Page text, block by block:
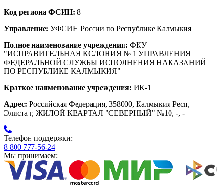
Код региона ФСИН: 8
Управление: УФСИН России по Республике Калмыкия
Полное наименование учреждения: ФКУ
"ИСПРАВИТЕЛЬНАЯ КОЛОНИЯ № 1 УПРАВЛЕНИЯ
ФЕДЕРАЛЬНОЙ СЛУЖБЫ ИСПОЛНЕНИЯ НАКАЗАНИЙ
ПО РЕСПУБЛИКЕ КАЛМЫКИЯ"
Краткое наименование учреждения: ИК-1
Адрес: Российская Федерация, 358000, Калмыкия Респ,
Элиста г, ЖИЛОЙ КВАРТАЛ "СЕВЕРНЫЙ" №10, -, -
Телефон поддержки:
8 800 777-56-24
Мы принимаем: